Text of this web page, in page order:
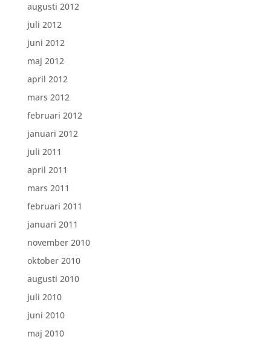
augusti 2012
juli 2012
juni 2012
maj 2012
april 2012
mars 2012
februari 2012
januari 2012
juli 2011
april 2011
mars 2011
februari 2011
januari 2011
november 2010
oktober 2010
augusti 2010
juli 2010
juni 2010
maj 2010